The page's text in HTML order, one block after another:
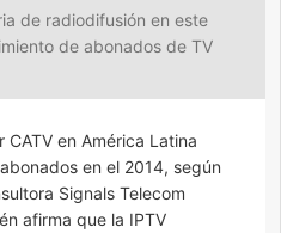
de radiodifusión en este
de abonados de TV
en América Latina
en el 2014, según
Signals Telecom
afirma que la IPTV